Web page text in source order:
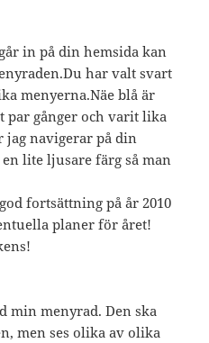
in på din hemsida kan
har valt svart
menyerna.Näe blå är
par gånger och varit lika
jag navigerar på din
lite ljusare färg så man
fortsättning på år 2010
planer för året!
min menyrad. Den ska
men ses olika av olika